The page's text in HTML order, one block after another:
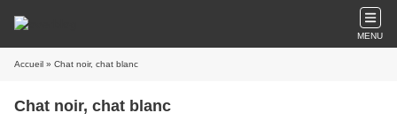
MENU
Accueil » Chat noir, chat blanc
Chat noir, chat blanc